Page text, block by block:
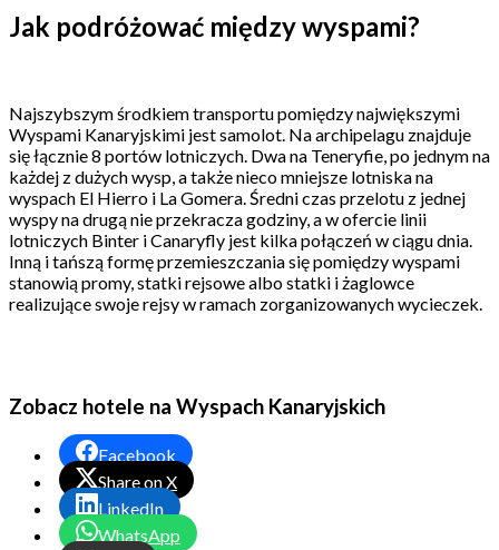
Jak podróżować między wyspami?
Najszybszym środkiem transportu pomiędzy największymi
Wyspami Kanaryjskimi jest samolot. Na archipelagu znajduje
się łącznie 8 portów lotniczych. Dwa na Teneryfie, po jednym na
każdej z dużych wysp, a także nieco mniejsze lotniska na
wyspach El Hierro i La Gomera. Średni czas przelotu z jednej
wyspy na drugą nie przekracza godziny, a w ofercie linii
lotniczych Binter i Canaryfly jest kilka połączeń w ciągu dnia.
Inną i tańszą formę przemieszczania się pomiędzy wyspami
stanowią promy, statki rejsowe albo statki i żaglowce
realizujące swoje rejsy w ramach zorganizowanych wycieczek.
Zobacz hotele na Wyspach Kanaryjskich
Facebook
Share on X
LinkedIn
WhatsApp